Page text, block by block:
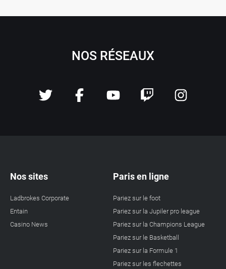
NOS RÉSEAUX
Nos sites
Ladbrokes Corporate
Entain
Casino News
Paris en ligne
Pariez sur le foot
Pariez sur la Jupiler pro league
Pariez sur la Champions League
Pariez sur le Basketball
Pariez sur la Formule 1
Pariez sur les flechettes